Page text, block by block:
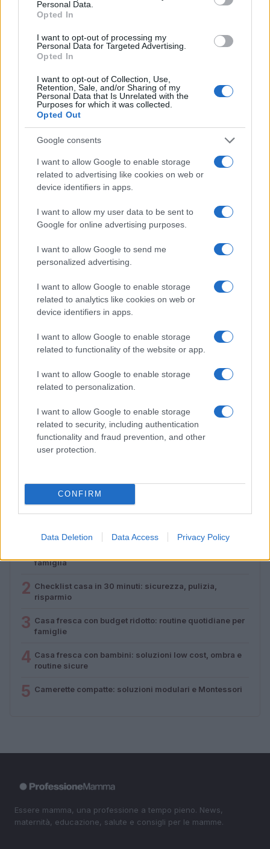
Personal Data.
Opted In
I want to opt-out of processing my
Personal Data for Targeted Advertising.
Opted In
I want to opt-out of Collection, Use,
Retention, Sale, and/or Sharing of my
Personal Data that Is Unrelated with the
Purposes for which it was collected.
Opted Out
Google consents
I want to allow Google to enable storage
related to advertising like cookies on web or
device identifiers in apps.
I want to allow my user data to be sent to
Google for online advertising purposes.
I want to allow Google to send me
personalized advertising.
I want to allow Google to enable storage
related to analytics like cookies on web or
device identifiers in apps.
I want to allow Google to enable storage
related to functionality of the website or app.
I want to allow Google to enable storage
related to personalization.
I want to allow Google to enable storage
related to security, including authentication
functionality and fraud prevention, and other
user protection.
CONFIRM
Data Deletion Data Access Privacy Policy
Checklist casa sicura: cosa fare prima di partire in
famiglia
Matteo Pellegrino · 7 Ago 2026
CASA E ORGANIZZAZIONE
Checklist casa in 30 minuti: sicurezza, pulizia,
Matteo Pellegrino · 1 Ago 2026
Casa fresca con budget ridotto: routine quotidiane
famiglia
2 Checklist casa in 30 minuti: sicurezza, pulizia,
risparmio
3 Casa fresca con budget ridotto: routine quotidiane per
famiglie
4 Casa fresca con bambini: soluzioni low cost, ombra e
routine sicure
5 Camerette compatte: soluzioni modulari e Montessori
Essere mamma, una professione a tempo pieno. News,
maternità, educazione, salute e consigli per le mamme.